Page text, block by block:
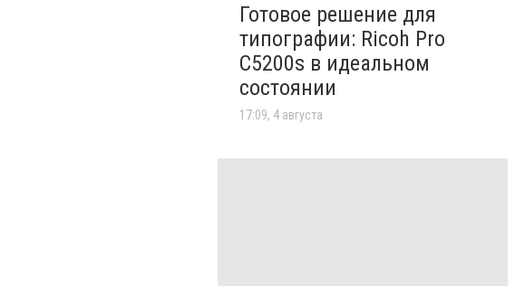
Готовое решение для
типографии: Ricoh Pro
C5200s в идеальном
состоянии
17:09, 4 августа